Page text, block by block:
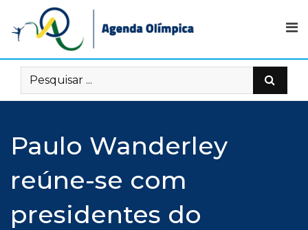
content
Paulo Wanderley
reúne-se com
presidentes do